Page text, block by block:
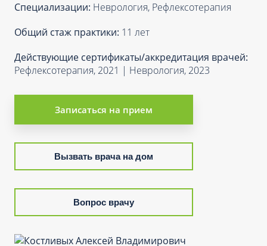
Специализации: Неврология, Рефлексотерапия
Общий стаж практики: 11 лет
Действующие сертификаты/аккредитация врачей:
Рефлексотерапия, 2021 | Неврология, 2023
Записаться на прием
Вызвать врача на дом
Вопрос врачу